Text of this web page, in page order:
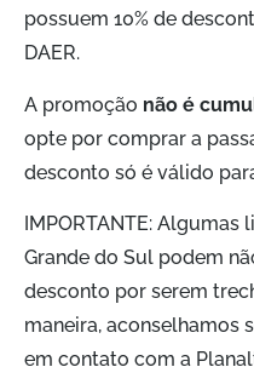
possuem 10% de
DAER.
A promoção não é
opte por comprar a
desconto só é válido
IMPORTANTE:
Grande do Sul podem
desconto por serem
maneira, aconselhamos
em contato com a